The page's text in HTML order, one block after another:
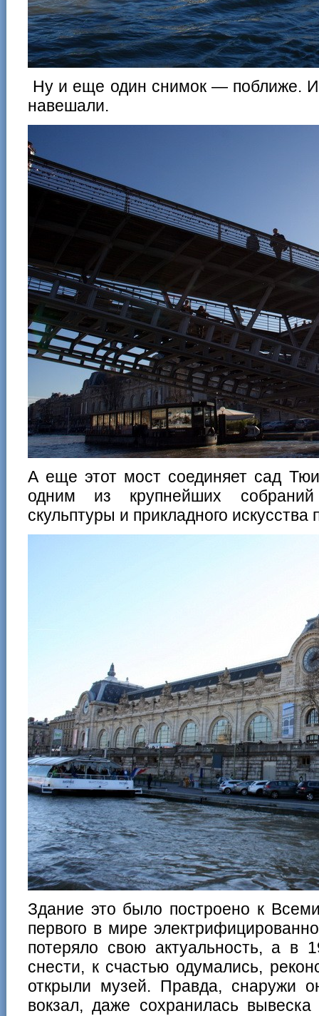
Ну и еще один снимок — поближе. И
навешали.
А еще этот мост соединяет сад
одним из крупнейших собраний
скульптуры и прикладного
Здание это было построено к
первого в мире
потеряло свою актуальность, а в
снести, к счастью одумались,
открыли музей. Правда, снаружи
вокзал, даже сохранилась